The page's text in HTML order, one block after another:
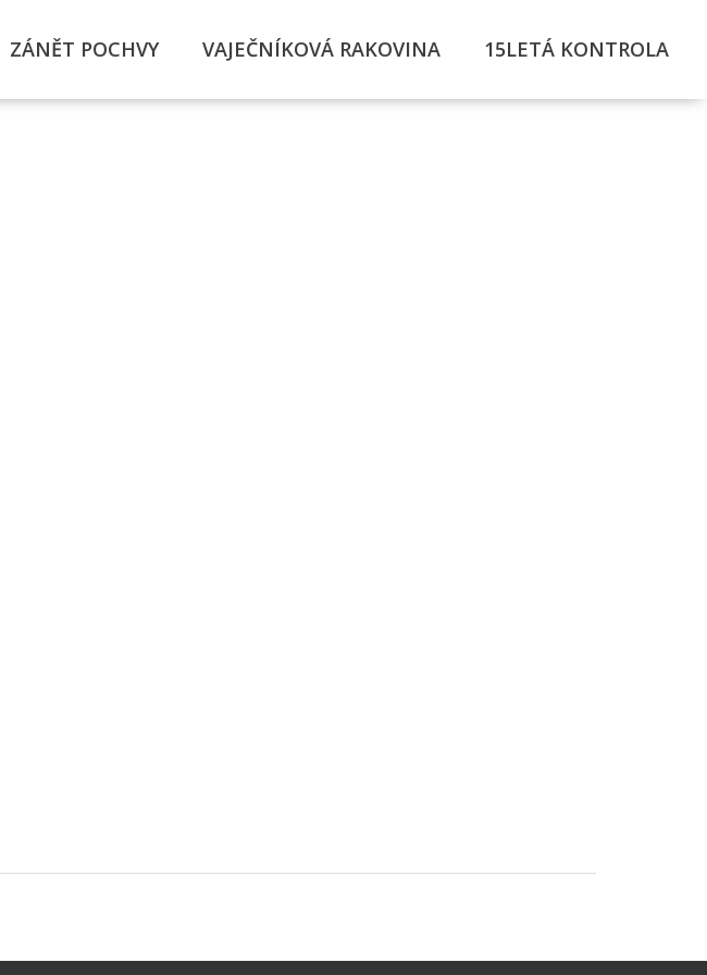
ZÁNĚT POCHVY VAJEČNÍKOVÁ RAKOVINA 15LETÁ KONTROLA